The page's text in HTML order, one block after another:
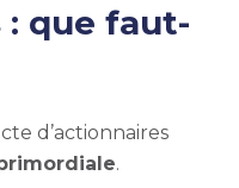
: que faut-
d’actionnaires
.